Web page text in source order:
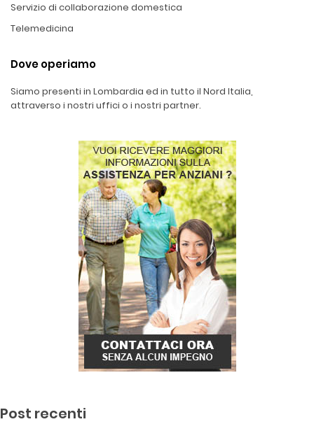
Servizio di collaborazione domestica
Telemedicina
Dove operiamo
Siamo presenti in Lombardia ed in tutto il Nord Italia,
attraverso i nostri uffici o i nostri partner.
Post recenti